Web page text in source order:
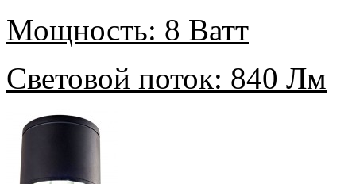
Мощность: 8 Ватт
Световой поток: 840 Лм